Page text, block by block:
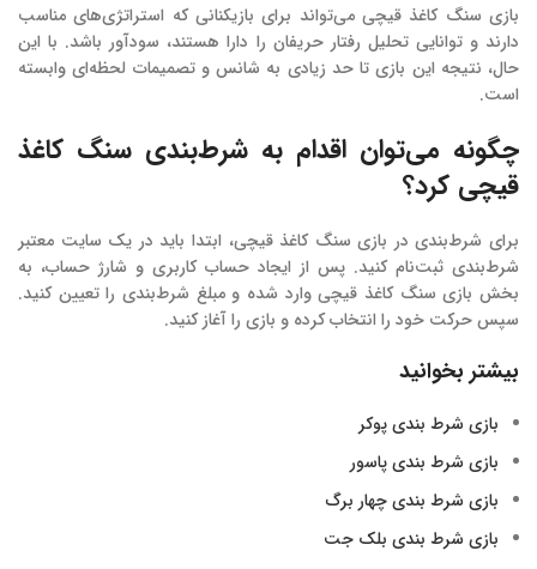
بازی سنگ کاغذ قیچی می‌تواند برای بازیکنانی که استراتژی‌های مناسب
دارند و توانایی تحلیل رفتار حریفان را دارا هستند، سودآور باشد. با این
حال، نتیجه این بازی تا حد زیادی به شانس و تصمیمات لحظه‌ای وابسته
است.
چگونه می‌توان اقدام به شرط‌بندی سنگ کاغذ
قیچی کرد؟
برای شرط‌بندی در بازی سنگ کاغذ قیچی، ابتدا باید در یک سایت معتبر
شرط‌بندی ثبت‌نام کنید. پس از ایجاد حساب کاربری و شارژ حساب، به
بخش بازی سنگ کاغذ قیچی وارد شده و مبلغ شرط‌بندی را تعیین کنید.
سپس حرکت خود را انتخاب کرده و بازی را آغاز کنید.
بیشتر بخوانید
بازی شرط بندی پوکر
بازی شرط بندی پاسور
بازی شرط بندی چهار برگ
بازی شرط بندی بلک جت